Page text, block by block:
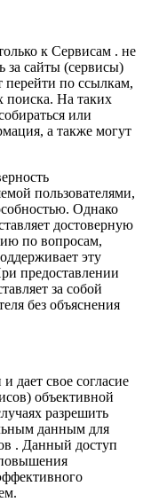
к Сервисам . не
за сайты (сервисы)
перейти по ссылкам,
поиска. На таких
или
а также могут
пользователями,
Однако
достоверную
по вопросам,
эту
предоставлении
за собой
без объяснения
дает свое согласие
объективной
разрешить
данным для
. Данный доступ